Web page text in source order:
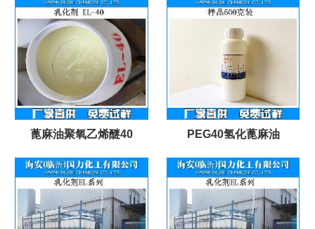
蓖麻油聚氧乙烯醚40 PEG40氢化蓖麻油